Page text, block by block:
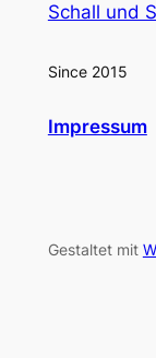
Schall und
Since 2015
Impressum
Gestaltet mit